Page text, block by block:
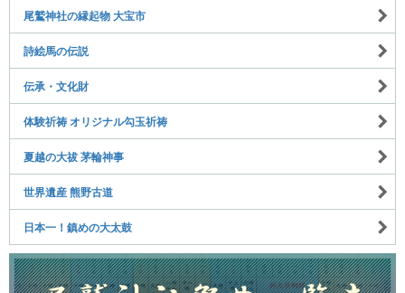
尾鷲神社の縁起物 大宝市
詩絵馬の伝説
伝承・文化財
体験祈祷 オリジナル勾玉祈祷
夏越の大祓 茅輪神事
世界遺産 熊野古道
日本一！鎮めの大太鼓